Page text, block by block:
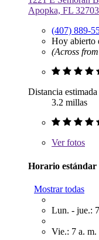
Apopka, FL 32703
(407) 889-
Hoy abierto
(Across
Distancia estimada
3.2 millas
Verfotos
Horario estándar
Mostrar todas
Lun. - jue.:
Vie.: 7 a. m.